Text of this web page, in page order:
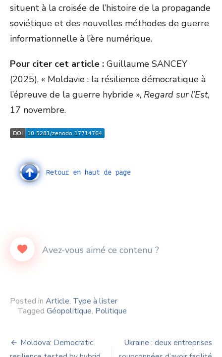
situent à la croisée de l’histoire de la propagande
soviétique et des nouvelles méthodes de guerre
informationnelle à l’ère numérique.
Pour citer cet article : Guillaume SANCEY
(2025), « Moldavie : la résilience démocratique à
l’épreuve de la guerre hybride », Regard sur l'Est,
17 novembre.
Posted in Article, Type à lister
Tagged Géopolitique, Politique
Navigation
Moldova: Democratic
Ukraine : deux entreprises